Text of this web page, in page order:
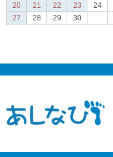
20
21 22 23 24
27
28 29 30